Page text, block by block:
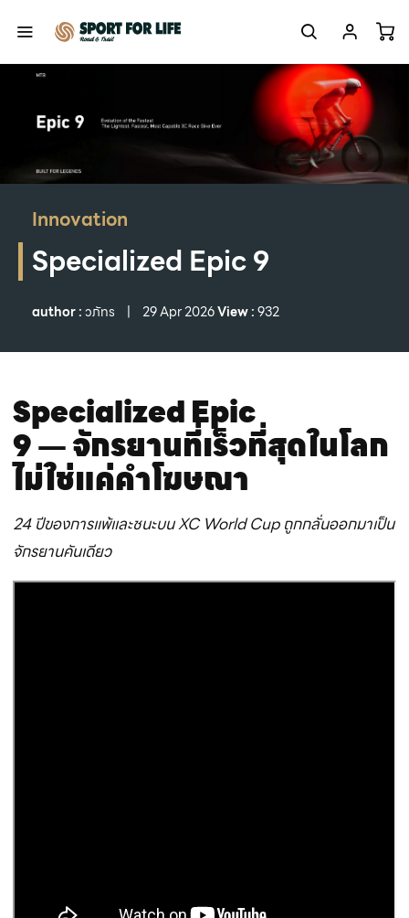
Innovation
Specialized Epic 9
author :วภัทร | 29 Apr 2026View :932
Specialized Epic
9―จักรยานที่เร็วที่สุดในโลก
ไม่ใช่แค่คำโฆษณา
24 ปีของการแพ้และชนะบน XC World Cup ถูกกลั่นออกมาเป็น
จักรยานคันเดียว